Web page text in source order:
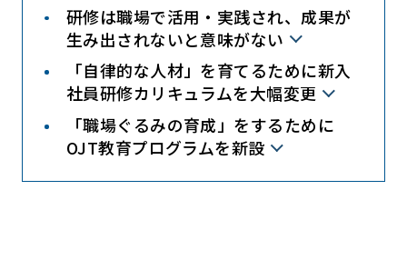
研修は職場で活用・実践され、成果が
生み出されないと意味がない
「自律的な人材」を育てるために新入
社員研修カリキュラムを大幅変更
「職場ぐるみの育成」をするために
OJT教育プログラムを新設